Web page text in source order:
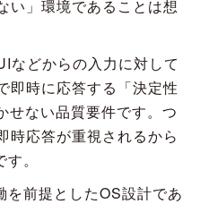
い」環境であることは想
などからの入力に対して
即時に応答する「決定性
せない品質要件です。つ
時応答が重視されるから
。
を前提としたOS設計であ